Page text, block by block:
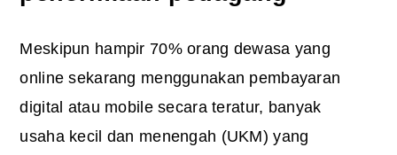
Meskipun hampir 70% orang dewasa yang
online sekarang menggunakan pembayaran
digital atau mobile secara teratur, banyak
usaha kecil dan menengah (UKM) yang